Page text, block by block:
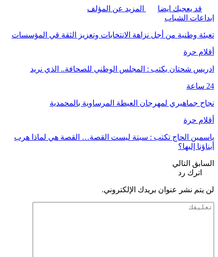
قد يعجبك ايضا
المزيد عن المؤلف
ابداعات الشباب
تعبئة وطنية من أجل نزاهة الانتخابات وتعزيز الثقة قي المؤسسات
أقلام حرة
ادريس شحتان يكتب : المجلس الوطني للصحافة.. الذي نريد
24 ساعة
نجاح جماهيري لمهرجان العيطة المرساوية بالمحمدية
أقلام حرة
ياسمين الحاج تكتب : سبتة ليست القصة… القصة هي لماذا هرب
أبناؤنا إليها؟
السابق التالي
اترك رد
لن يتم نشر عنوان بريدك الإلكتروني.